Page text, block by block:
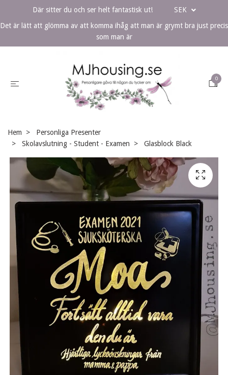
Där sitter du och ser helt fantastisk ut!
SEK
Det är lätt att glömma av att komma ihåg att man är grymt bra just precis
som man är
0
Hem
Personliga Presenter
Skolavslutning - Student - Examen
Glasblock Black